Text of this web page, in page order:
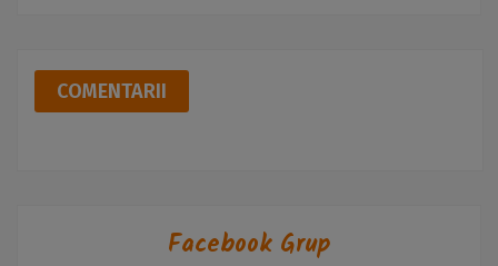
COMENTARII
Facebook Grup